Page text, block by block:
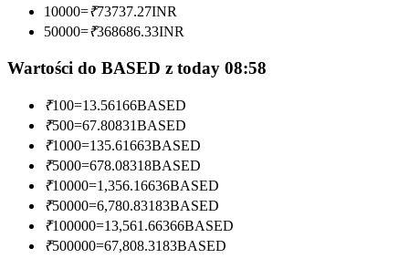
Ciesz się podziałem zysków i prowizjami z kopiowania
transakcji
Informacja
Analiza Big Data, w tym informacje handlowe itp.
10000=₹73737.27INR
50000=₹368686.33INR
Wartości do BASED z today 08:58
₹100=13.56166BASED
₹500=67.80831BASED
₹1000=135.61663BASED
₹5000=678.08318BASED
₹10000=1,356.16636BASED
₹50000=6,780.83183BASED
₹100000=13,561.66366BASED
₹500000=67,808.3183BASED